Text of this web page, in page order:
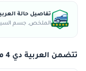
تفاصيل حالة
الملخص, جسم
تتضمن العربية دي 4 مزايا